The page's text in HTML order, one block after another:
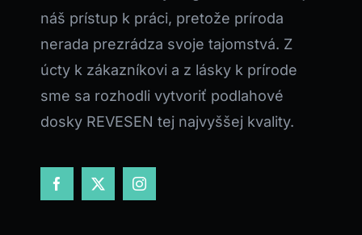
náš prístup k práci, pretože príroda
nerada prezrádza svoje tajomstvá. Z
úcty k zákazníkovi a z lásky k prírode
sme sa rozhodli vytvoriť podlahové
dosky REVESEN tej najvyššej kvality.